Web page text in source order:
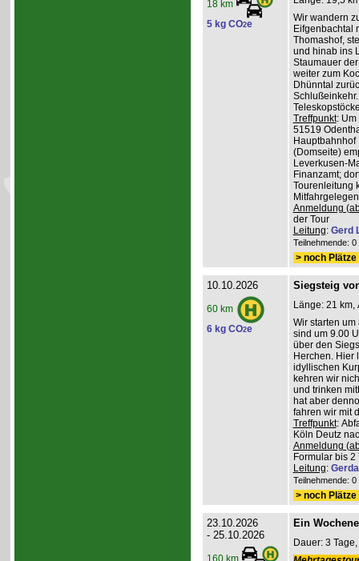
18 km
5 kg CO2e
Wir wandern
Eifgenbachtal
Thomashof,
und hinab ins
Staumauer
weiter zum
Dhünntal
Schlußeinkehr.
Treffpunkt: Um
51519
(Domseite)
Leverkusen-
Finanzamt;
Tourenleitung
Anmeldung
der Tour
Leitung: Gerd
Teilnehmende:
> noch
10.10.2026
60 km
6 kg CO2e
Siegsteig
Länge: 21 km,
Wir starten
sind um 9.00
über den
Herchen. Hier
idyllischen
kehren wir
und trinken
hat aber
fahren wir mit
Treffpunkt:
Köln Deutz
Anmeldung
Formular bis 2
Leitung:
Teilnehmende:
> noch
23.10.2026
- 25.10.2026
Ein
Dauer: 3